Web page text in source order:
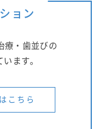
ョン
療・歯並びの
ます。
こちら